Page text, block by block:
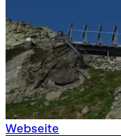
Webseite